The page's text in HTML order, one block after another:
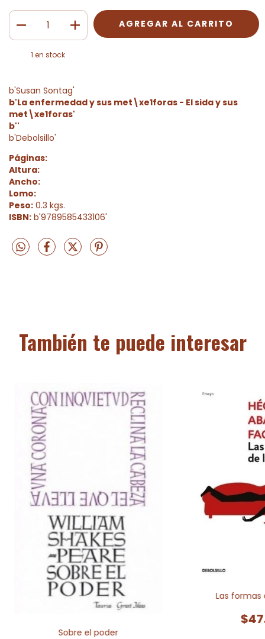
1 en stock
b'Susan Sontag'
b'La enfermedad y sus met\xe1foras - El sida y sus
met\xe1foras'
b''
b'Debolsillo'
Páginas:
Altura:
Ancho:
Lomo:
Peso: 0.3 kgs.
ISBN: b'9789585433106'
También te puede interesar
Sobre el poder
Las formas